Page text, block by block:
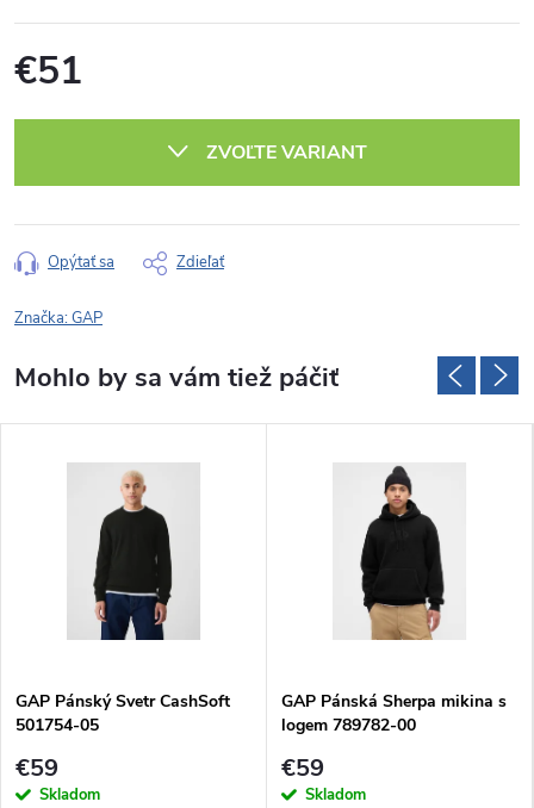
€51
ZVOĽTE VARIANT
Opýtať sa Zdieľať
Značka:GAP
GAP Pánský Svetr CashSoft
501754-05
€59
Skladom
GAP Pánská Sherpa mikina s
logem 789782-00
€59
Skladom